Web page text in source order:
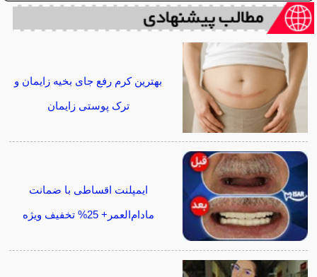
بهترین کرم رفع جای بخیه زایمان و
ترک پوستی زایمان
ایمپلنت اقساطی با ضمانت
مادام‌العمر+ 25% تخفیف ویژه